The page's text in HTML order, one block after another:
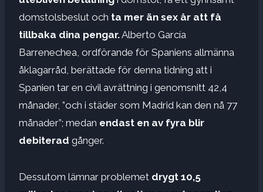
domstolsbeslut och ta mer än sex år att få
tillbaka dina pengar.Alberto García
Barrenechea, ordförande för Spaniens allmänna
åklagarråd, berättade för denna tidning att i
Spanien tar en civil avrättning i genomsnitt 42,4
månader, ”och i städer som Madrid kan den nå 77
månader”; medan endast en av fyra blir
debiterad gånger.
Dessutom lämnar problemet drygt 10,5